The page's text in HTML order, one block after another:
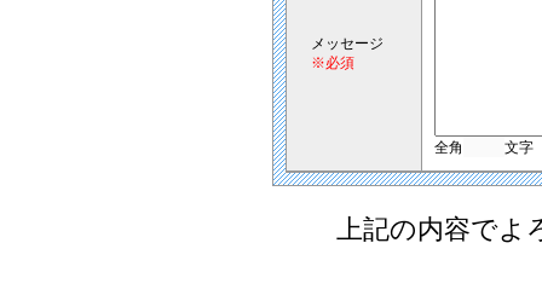
メッセージ
※必須
全角 文字
上記の内容でよ